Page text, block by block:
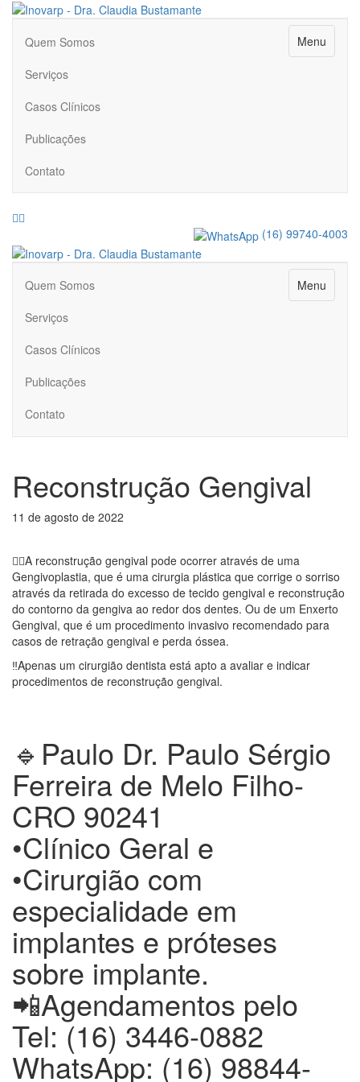
Menu
Quem Somos
Serviços
Casos Clínicos
Publicações
Contato
Facebook
Instagram
(16) 99740-4003
Menu
Quem Somos
Serviços
Casos Clínicos
Publicações
Contato
Reconstrução Gengival
11 de agosto de 2022
👉🏻A reconstrução gengival pode ocorrer através de uma
Gengivoplastia, que é uma cirurgia plástica que corrige o sorriso
através da retirada do excesso de tecido gengival e reconstrução
do contorno da gengiva ao redor dos dentes. Ou de um Enxerto
Gengival, que é um procedimento invasivo recomendado para
casos de retração gengival e perda óssea.
‼️Apenas um cirurgião dentista está apto a avaliar e indicar
procedimentos de reconstrução gengival.
🔹Paulo Dr. Paulo Sérgio
Ferreira de Melo Filho-
CRO 90241
•Clínico Geral e
•Cirurgião com
especialidade em
implantes e próteses
sobre implante.
📲Agendamentos pelo
Tel: (16) 3446-0882
WhatsApp: (16) 98844-